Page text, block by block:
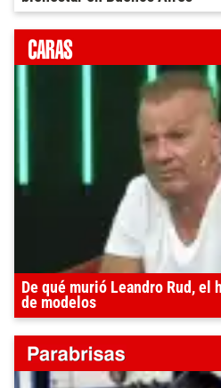
De qué murió Leandro Rud,
de modelos